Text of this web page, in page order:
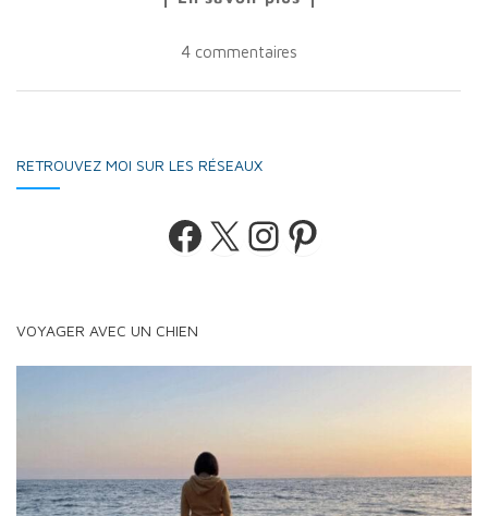
4 commentaires
RETROUVEZ MOI SUR LES RÉSEAUX
Facebook
X Instagram
Pinterest
VOYAGER AVEC UN CHIEN